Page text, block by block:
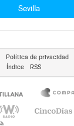
Sevilla
Política de privacidad
Índice
RSS